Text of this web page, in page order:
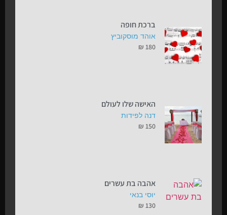
ברכת חופה
אוהד מוסקוביץ
₪ 180
האישה שלו לעולם
דנה לפידות
₪ 150
אהבה בת עשרים
יוסי בנאי
₪ 130